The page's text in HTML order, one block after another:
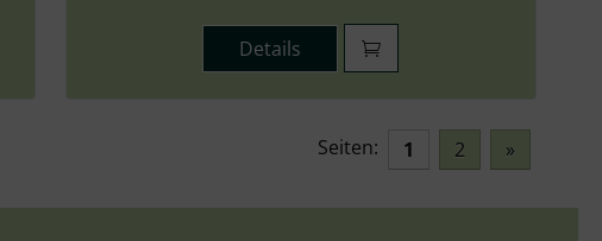
Details
Seiten: 1 2 »